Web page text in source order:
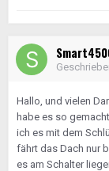
Hallo, und vielen
habe es so
ich es mit dem
fährt das Dach nur
es am Schalter